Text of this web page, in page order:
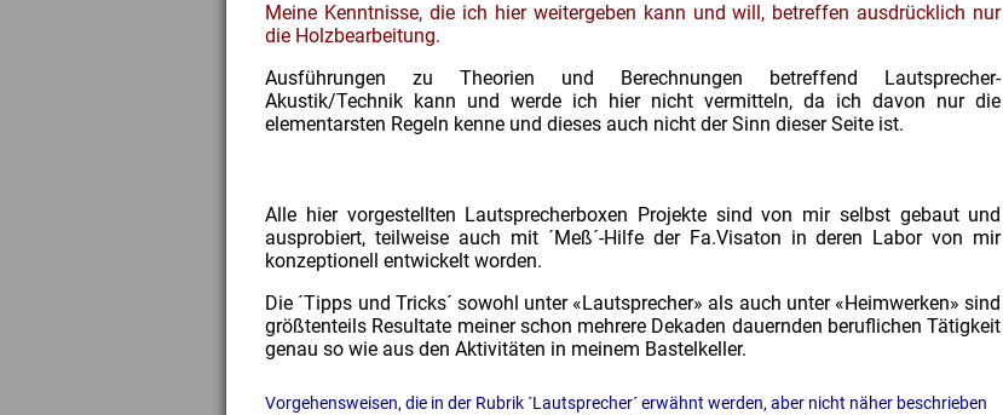
Meine Kenntnisse, die ich hier weitergeben kann und will, betreffen ausdrücklich nur
die Holzbearbeitung.
Ausführungen zu Theorien und Berechnungen betreffend Lautsprecher-
Akustik/Technik kann und werde ich hier nicht vermitteln, da ich davon nur die
elementarsten Regeln kenne und dieses auch nicht der Sinn dieser Seite ist.
Alle hier vorgestellten Lautsprecherboxen Projekte sind von mir selbst gebaut und
ausprobiert, teilweise auch mit ´Meß´-Hilfe der Fa.Visaton in deren Labor von mir
konzeptionell entwickelt worden.
Die ´Tipps und Tricks´ sowohl unter «Lautsprecher» als auch unter «Heimwerken» sind
größtenteils Resultate meiner schon mehrere Dekaden dauernden beruflichen Tätigkeit
genau so wie aus den Aktivitäten in meinem Bastelkeller.
Vorgehensweisen, die in der Rubrik ´Lautsprecher´ erwähnt werden, aber nicht näher beschrieben